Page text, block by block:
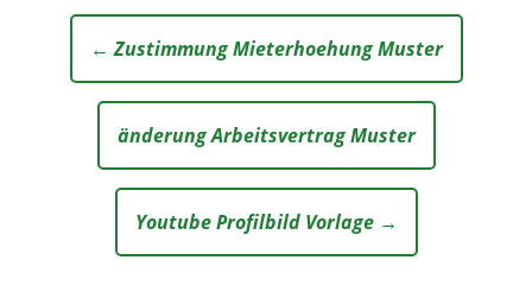
← Zustimmung Mieterhoehung Muster
änderung Arbeitsvertrag Muster
Youtube Profilbild Vorlage →